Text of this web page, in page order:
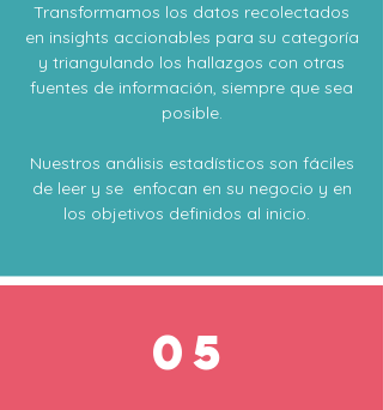
Transformamos los datos recolectados
en insights accionables para su categoría
y triangulando los hallazgos con otras
fuentes de información, siempre que sea
posible.
Nuestros análisis estadísticos son fáciles
de leer y se enfocan en su negocio y en
los objetivos definidos al inicio.
05